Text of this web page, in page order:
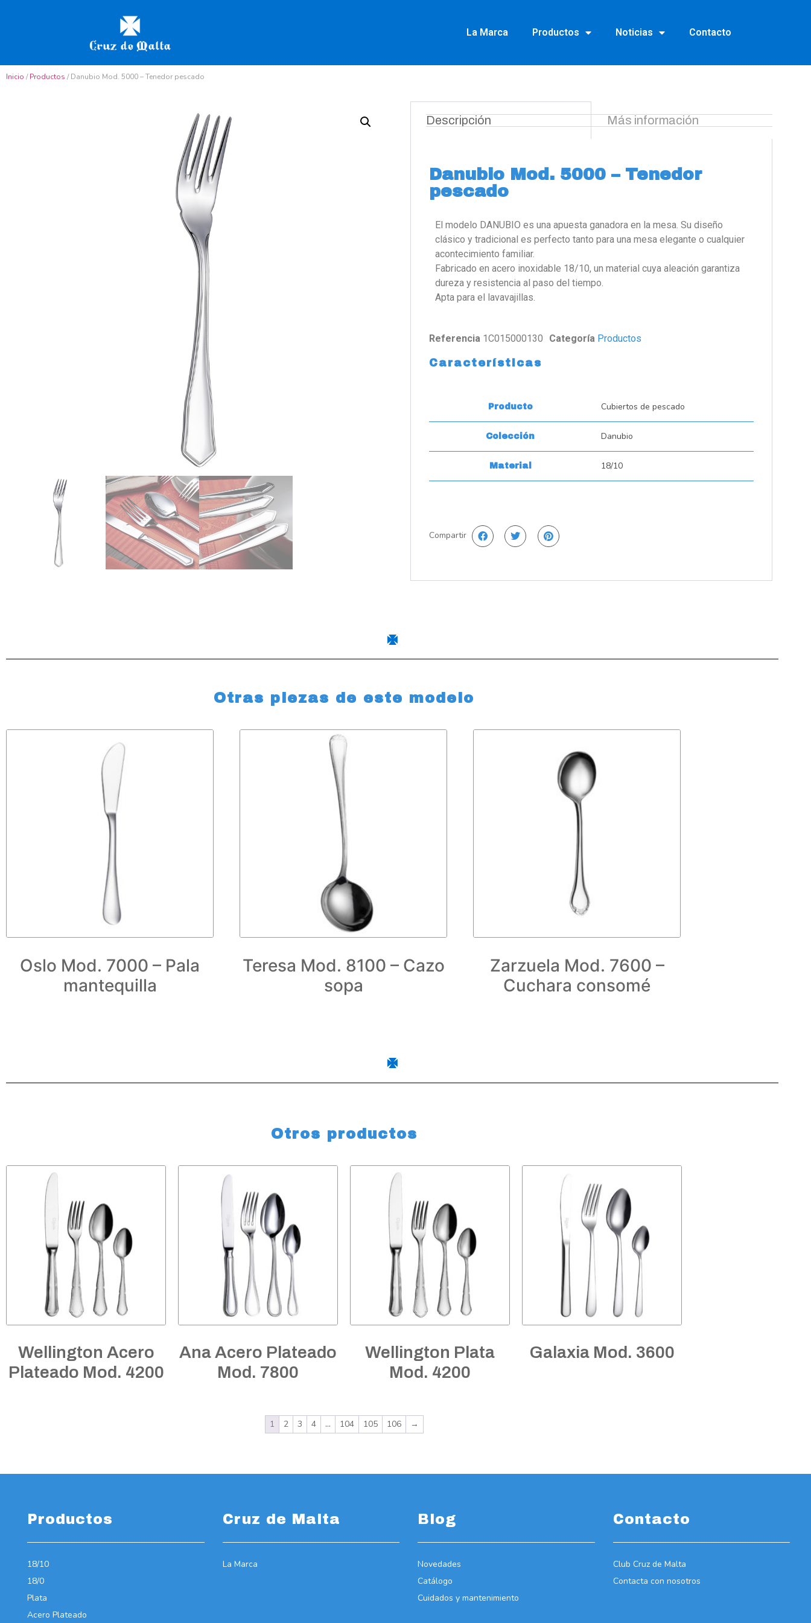
La Marca Productos Noticias Contacto
Inicio /Productos / Danubio Mod. 5000 – Tenedor pescado
Descripción Más información
Danubio Mod. 5000 – Tenedor
pescado
El modelo DANUBIO es una apuesta ganadora en la mesa. Su diseño
clásico y tradicional es perfecto tanto para una mesa elegante o cualquier
acontecimiento familiar.
Fabricado en acero inoxidable 18/10, un material cuya aleación garantiza
dureza y resistencia al paso del tiempo.
Apta para el lavavajillas.
Referencia 1C015000130 Categoría Productos
Características
Producto Cubiertos de pescado
Colección Danubio
Material 18/10
Compartir
Otras piezas de este modelo
Oslo Mod. 7000 – Pala
mantequilla
Teresa Mod. 8100 – Cazo
sopa
Zarzuela Mod. 7600 –
Cuchara consomé
Otros productos
Wellington Acero
Plateado Mod. 4200
Ana Acero Plateado
Mod. 7800
Wellington Plata
Mod. 4200
Galaxia Mod. 3600
1 2 3 4 … 104 105 106 →
Productos
18/10
18/0
Plata
Acero Plateado
Cruz de Malta
La Marca
Blog
Novedades
Catálogo
Cuidados y mantenimiento
Contacto
Club Cruz de Malta
Contacta con nosotros